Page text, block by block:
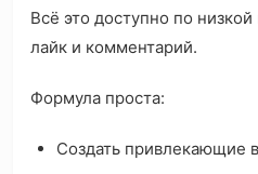
Всё это доступно по
лайк и комментарий.
Формула проста:
Создать привлекающие